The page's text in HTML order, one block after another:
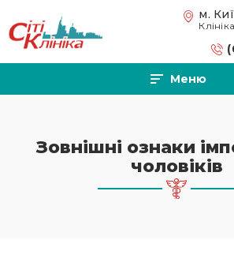
м.
Меню
Зовнішні ознаки
чоловіків